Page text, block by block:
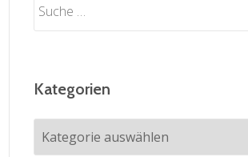
Kategorien
Kategorien